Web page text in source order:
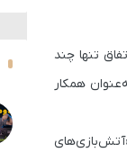
تنها چند
همکار